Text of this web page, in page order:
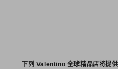
下列 Valentino 全球精品店将提